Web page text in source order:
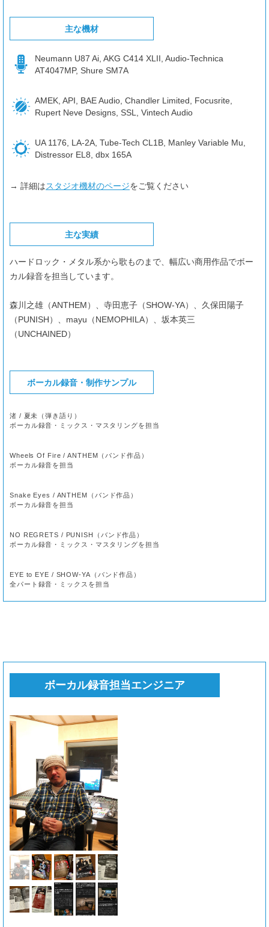
主な機材
Neumann U87 Ai, AKG C414 XLII, Audio-Technica
AT4047MP, Shure SM7A
AMEK, API, BAE Audio, Chandler Limited, Focusrite,
Rupert Neve Designs, SSL, Vintech Audio
UA 1176, LA-2A, Tube-Tech CL1B, Manley Variable Mu,
Distressor EL8, dbx 165A
→ 詳細はスタジオ機材のページをご覧ください
主な実績
ハードロック・メタル系から歌ものまで、幅広い商用作品でボー
カル録音を担当しています。
森川之雄（ANTHEM）、寺田恵子（SHOW-YA）、久保田陽子
（PUNISH）、mayu（NEMOPHILA）、坂本英三
（UNCHAINED）
ボーカル録音・制作サンプル
渚 / 夏未（弾き語り）
ボーカル録音・ミックス・マスタリングを担当
Wheels Of Fire / ANTHEM（バンド作品）
ボーカル録音を担当
Snake Eyes / ANTHEM（バンド作品）
ボーカル録音を担当
NO REGRETS / PUNISH（バンド作品）
ボーカル録音・ミックス・マスタリングを担当
EYE to EYE / SHOW-YA（バンド作品）
全パート録音・ミックスを担当
ボーカル録音担当エンジニア